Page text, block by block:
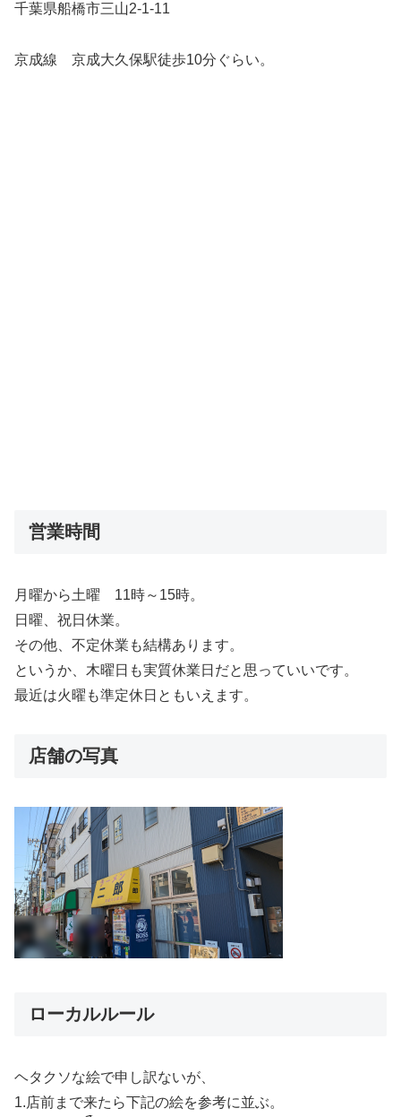
千葉県船橋市三山2-1-11
京成線 京成大久保駅徒歩10分ぐらい。
営業時間
月曜から土曜 11時～15時。
日曜、祝日休業。
その他、不定休業も結構あります。
というか、木曜日も実質休業日だと思っていいです。
最近は火曜も準定休日ともいえます。
店舗の写真
ローカルルール
ヘタクソな絵で申し訳ないが、
1.店前まで来たら下記の絵を参考に並ぶ。